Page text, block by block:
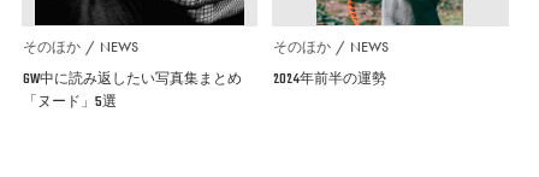
そのほか NEWS
GW中に読み返したい写真集まとめ
「ヌード」5選
そのほか NEWS
2024年前半の運勢